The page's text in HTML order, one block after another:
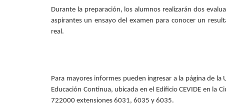
Durante la preparación, los alumnos realizarán dos
aspirantes un ensayo del examen para conocer un
real.
Para mayores informes pueden ingresar a la página de la
Educación Continua, ubicada en el Edificio CEVIDE en
722000 extensiones 6031, 6035 y 6035.